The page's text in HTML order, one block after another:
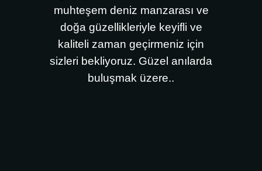
muhteşem deniz manzarası ve
doğa güzellikleriyle keyifli ve
kaliteli zaman geçirmeniz için
sizleri bekliyoruz. Güzel anılarda
buluşmak üzere..